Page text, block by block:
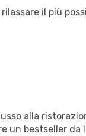
il più
alla
un bestseller da